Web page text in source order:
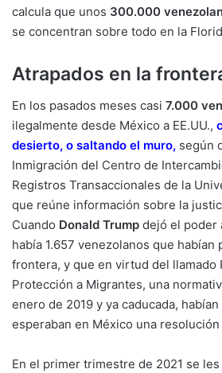
calcula que unos 300.000
se concentran sobre todo en la
Atrapados en la
En los pasados meses casi 7.000
ilegalmente desde México a EE.UU., c
desierto, o saltando el muro, según
Inmigración del Centro de
Registros Transaccionales de la
que reúne información sobre la
Cuando Donald Trump dejó el poder
había 1.657 venezolanos que habían
frontera, y que en virtud del llamado
Protección a Migrantes, una
enero de 2019 y ya caducada,
esperaban en México una
En el primer trimestre de 2021 se les